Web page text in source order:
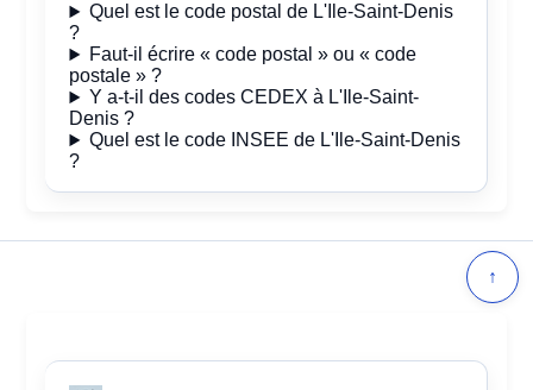
Quel est le code postal de L'Ile-Saint-Denis
?
Faut-il écrire « code postal » ou « code
postale » ?
Y a-t-il des codes CEDEX à L'Ile-Saint-
Denis ?
Quel est le code INSEE de L'Ile-Saint-Denis
?
↑